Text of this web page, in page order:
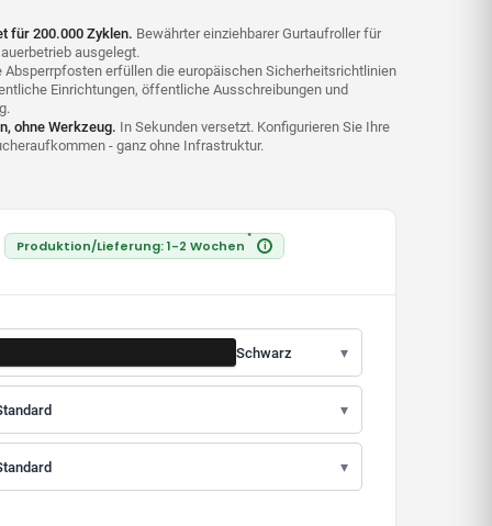
für 200.000 Zyklen. Bewährter einziehbarer Gurtaufroller für
ausgelegt.
Absperrpfosten erfüllen die europäischen Sicherheitsrichtlinien
Einrichtungen, öffentliche Ausschreibungen und
ohne Werkzeug. In Sekunden versetzt. Konfigurieren Sie Ihre
- ganz ohne Infrastruktur.
Produktion/Lieferung: 1-2 Wochen *
i
Schwarz ▾
▾
▾